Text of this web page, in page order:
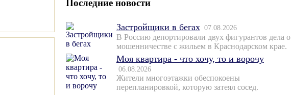
Последние новости
Застройщики в бегах 07.08.2026
В Россию депортировали двух фигурантов дела о
мошенничестве с жильем в Краснодарском крае.
Моя квартира - что хочу, то и ворочу
06.08.2026
Жители многоэтажки обеспокоены
перепланировкой, которую затеял сосед.